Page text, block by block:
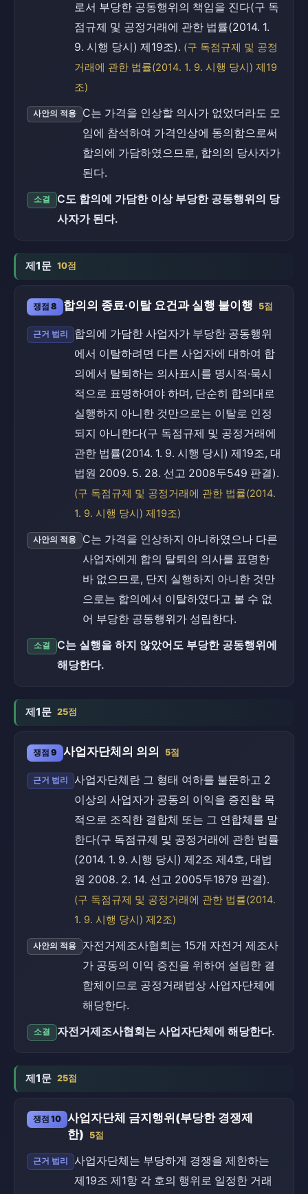
로서 부당한 공동행위의 책임을 진다(구 독
점규제 및 공정거래에 관한 법률(2014. 1.
9. 시행 당시) 제19조). (구 독점규제 및 공정
거래에 관한 법률(2014. 1. 9. 시행 당시) 제19
조)
사안의 적용
C는 가격을 인상할 의사가 없었더라도 모
임에 참석하여 가격인상에 동의함으로써
합의에 가담하였으므로, 합의의 당사자가
된다.
소결
C도 합의에 가담한 이상 부당한 공동행위의 당
사자가 된다.
제1문 10점
쟁점 8 합의의 종료·이탈 요건과 실행 불이행 5점
근거 법리
합의에 가담한 사업자가 부당한 공동행위
에서 이탈하려면 다른 사업자에 대하여 합
의에서 탈퇴하는 의사표시를 명시적·묵시
적으로 표명하여야 하며, 단순히 합의대로
실행하지 아니한 것만으로는 이탈로 인정
되지 아니한다(구 독점규제 및 공정거래에
관한 법률(2014. 1. 9. 시행 당시) 제19조, 대
법원 2009. 5. 28. 선고 2008두549 판결).
(구 독점규제 및 공정거래에 관한 법률(2014.
1. 9. 시행 당시) 제19조)
사안의 적용
C는 가격을 인상하지 아니하였으나 다른
사업자에게 합의 탈퇴의 의사를 표명한
바 없으므로, 단지 실행하지 아니한 것만
으로는 합의에서 이탈하였다고 볼 수 없
어 부당한 공동행위가 성립한다.
소결
C는 실행을 하지 않았어도 부당한 공동행위에
해당한다.
제1문 25점
쟁점 9 사업자단체의 의의 5점
근거 법리
사업자단체란 그 형태 여하를 불문하고 2
이상의 사업자가 공동의 이익을 증진할 목
적으로 조직한 결합체 또는 그 연합체를 말
한다(구 독점규제 및 공정거래에 관한 법률
(2014. 1. 9. 시행 당시) 제2조 제4호, 대법
원 2008. 2. 14. 선고 2005두1879 판결).
(구 독점규제 및 공정거래에 관한 법률(2014.
1. 9. 시행 당시) 제2조)
사안의 적용
자전거제조사협회는 15개 자전거 제조사
가 공동의 이익 증진을 위하여 설립한 결
합체이므로 공정거래법상 사업자단체에
해당한다.
소결 자전거제조사협회는 사업자단체에 해당한다.
제1문 25점
쟁점 10 사업자단체 금지행위(부당한 경쟁제
한) 5점
근거 법리
사업자단체는 부당하게 경쟁을 제한하는
제19조 제1항 각 호의 행위로 일정한 거래